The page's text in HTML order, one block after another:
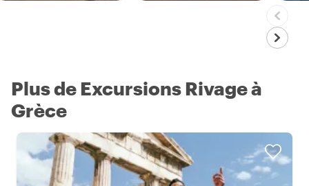
Plus de Excursions Rivage à
Grèce